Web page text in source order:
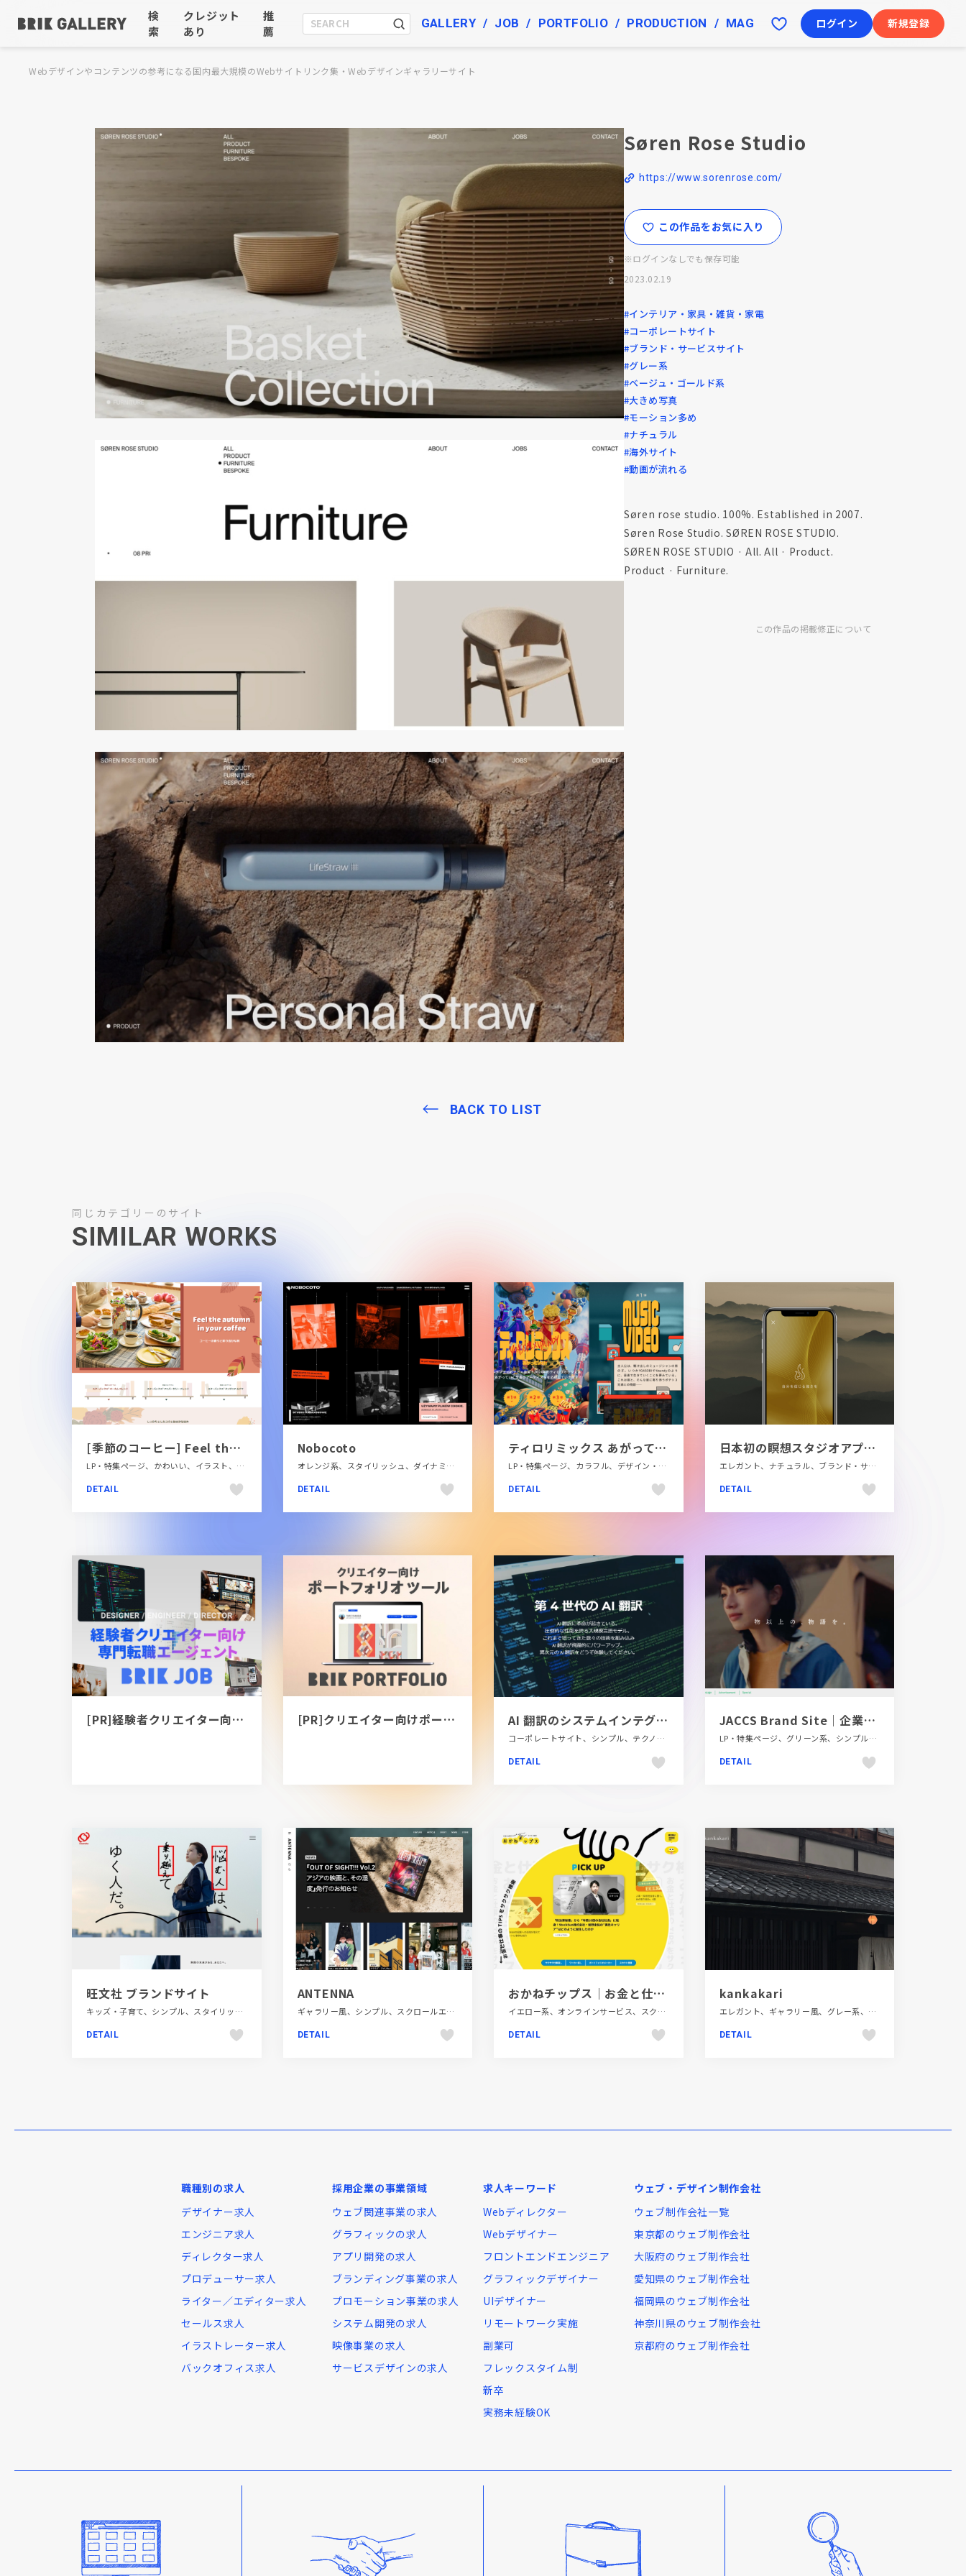
検
索
クレジット
あり
推
薦
GALLERY JOB PORTFOLIO PRODUCTION MAG ログイン 新規登録
Webデザインやコンテンツの参考になる国内最大規模のWebサイトリンク集・Webデザインギャラリーサイト
Søren Rose Studio
https://www.sorenrose.com/
この作品をお気に入り
※ログインなしでも保存可能
2023.02.19
#インテリア・家具・雑貨・家電
#コーポレートサイト
#ブランド・サービスサイト
#グレー系
#ベージュ・ゴールド系
#大きめ写真
#モーション多め
#ナチュラル
#海外サイト
#動画が流れる
Søren rose studio. 100%. Established in 2007.
Søren Rose Studio. SØREN ROSE STUDIO.
SØREN ROSE STUDIO · All. All · Product.
Product · Furniture.
この作品の掲載修正について
BACK TO LIST
同じカテゴリーのサイト
SIMILAR WORKS
[季節のコーヒー] Feel the autumn in your coffee コーヒーの香りと彩り豊かな秋｜スターバックス コーヒー ジャパン
LP・特集ページ、かわいい、イラスト、グリーン系、タイポグラフィー、ナチュラル、ピンク系、フラットデザイン、飲食店・グルメ・ウェディング
DETAIL
Nobocoto
オレンジ系、スタイリッシュ、ダイナミック、デザイン・アート・音楽・文芸、ブラック系 、レッド系、大きめ写真、施設・店舗サイト、海外サイト
DETAIL
ティロリミックス あがっていけ！
LP・特集ページ、カラフル、デザイン・アート・音楽・文芸、ポップ、動画が流れる、飲食店・グルメ・ウェディング
DETAIL
日本初の瞑想スタジオアプリmuon
エレガント、ナチュラル、ブランド・サービスサイト、医療・ヘルスケア、大きめ写真、日本テイスト
DETAIL
[PR]経験者クリエイター向け転職カウンセリング｜デザイナー / ディレクター / エンジニア [PR]クリエイター向けポートフォリオツール｜BRIK PORTFOLIO AI 翻訳のシステムインテグレーター｜システートソリューションズ
コーポレートサイト、シンプル、テクノロジー・サイエンス、フラットデザイン、ブルー系、ホワイト系、動画が流れる
DETAIL
JACCS Brand Site｜企業情報｜株式会社ジャックス
LP・特集ページ、グリーン系、シンプル、ナチュラル、ブルー系、動画が流れる、金融・法律・人材・専門職
DETAIL
旺文社 ブランドサイト
キッズ・子育て、シンプル、スタイリッシュ、タイポグラフィー、デザイン・アート・音楽・文芸、ブランド・サービスサイト、ホワイト系、モーション多め、レッド系、大きめ写真、手書き・ハンドメイド、教育・学校
DETAIL
ANTENNA
ギャラリー風、シンプル、スクロールエフェクト、スタイリッシュ、ダイナミック、デザイン・アート・音楽・文芸、ファッション・ビューティー、フラットデザイン、ブラック系 、ホワイト系、メディアサイト、大きめ写真
DETAIL
おかねチップス｜お金と仕事のTIPSをサクサク検索
イエロー系、オンラインサービス、スクロールエフェクト、ダイナミック、ブルー系、ホワイト系、ポップ、メディアサイト、モーション多め、大きめ写真
DETAIL
kankakari
エレガント、ギャラリー風、グレー系、シンプル、デザイン・アート・音楽・文芸、ナチュラル、大きめ写真、施設・店舗サイト
DETAIL
職種別の求人
デザイナー求人
エンジニア求人
ディレクター求人
プロデューサー求人
ライター／エディター求人
セールス求人
イラストレーター求人
バックオフィス求人
採用企業の事業領域
ウェブ関連事業の求人
グラフィックの求人
アプリ開発の求人
ブランディング事業の求人
プロモーション事業の求人
システム開発の求人
映像事業の求人
サービスデザインの求人
求人キーワード
Webディレクター
Webデザイナー
フロントエンドエンジニア
グラフィックデザイナー
UIデザイナー
リモートワーク実施
副業可
フレックスタイム制
新卒
実務未経験OK
ウェブ・デザイン制作会社
ウェブ制作会社一覧
東京都のウェブ制作会社
大阪府のウェブ制作会社
愛知県のウェブ制作会社
福岡県のウェブ制作会社
神奈川県のウェブ制作会社
京都府のウェブ制作会社